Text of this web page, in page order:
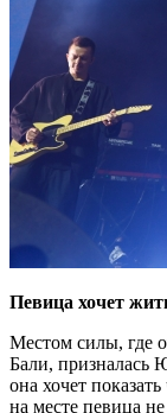
Певица хочет
Местом силы, где
Бали, призналась
она хочет
на месте певица